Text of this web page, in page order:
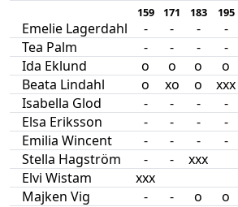
159 171 183 195
Emelie Lagerdahl - - - -
Tea Palm
- - - -
Ida Eklund
o o o o
Beata Lindahl
o xo o
xxx
Isabella Glod
- - - -
Elsa Eriksson
- - - -
Emilia Wincent
- - - -
Stella Hagström
- -
xxx
Elvi Wistam
xxx
Majken Vig
- - o o